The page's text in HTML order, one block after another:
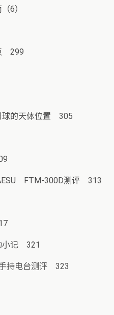
6）
299
球的天体位置 305
FTM-300D测评 313
小记 321
手持电台测评 323